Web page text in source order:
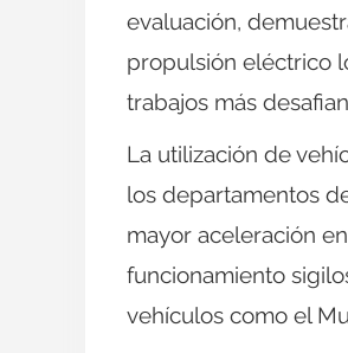
evaluación,
propulsión eléctrico
trabajos más
La utilización de
los departamentos
mayor aceleración
funcionamiento
vehículos como el